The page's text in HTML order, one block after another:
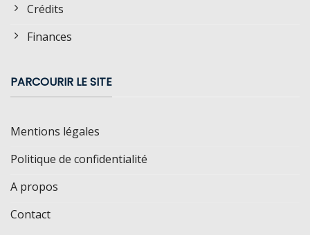
Crédits
Finances
PARCOURIR LE SITE
Mentions légales
Politique de confidentialité
A propos
Contact